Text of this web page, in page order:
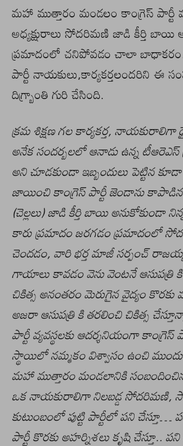
మహా ముత్తారం మండలం కాంగ్రెస్ పార్టీ
అధ్యక్షురాలు సోదరిమణి జాడి కీర్తి బాయి
ప్రమాదంలో చనిపోవడం చాలా
పార్టీ నాయకులు,కార్యకర్తలందరిని ఈ
దిగ్బ్రాంతి గురి చేసింది.
క్రమ శిక్షణ గల కార్యకర్త, నాయకురాలిగా
అనేక సందర్బలలో ఆనాడు ఉన్న టీఆరెఎస్
అని చూడకుండా ఇబ్బందులు పెట్టిన
జాయించి కాంగ్రెస్ పార్టీ జెండాను
(చెల్లలు) జాడి కీర్తి బాయి అనుకోకుండా
కారు ప్రమాదం జరగడం ప్రమాదంలో
చెందడం, వారి భర్త మాజీ సర్పంచ్
గాయాలు కావడం వెను వెంటనే ఆసుపత్రి
చికిత్స అనంతరం మెరుగైన వైద్యం
అజరా ఆసుపత్రి కి తరలించి చికిత్స
పార్టీ వ్యవస్థలకు ఆదర్శనియంగా కాంగ్రెస్
స్థాయిలో నమ్మకం విశ్వాసం ఉంచి
మహా ముత్తారం మండలానికి
ఒక నాయకురాలిగా నిలబడ్డ సోదరిమణి,
కుటుంబంలో పుట్టి పార్టీలో పని చేస్తూ…
పార్టీ కొరకు అహర్నిశలు కృషి చేస్తూ..